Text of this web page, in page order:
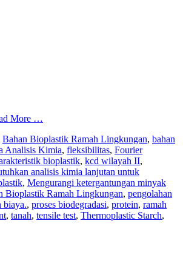
More …
Bahan Bioplastik Ramah Lingkungan, bahan
Analisis Kimia, fleksibilitas, Fourier
bioplastik, kcd wilayah II,
analisis kimia lanjutan untuk
, Mengurangi ketergantungan minyak
Bioplastik Ramah Lingkungan, pengolahan
biaya., proses biodegradasi, protein, ramah
, tanah, tensile test, Thermoplastic Starch,